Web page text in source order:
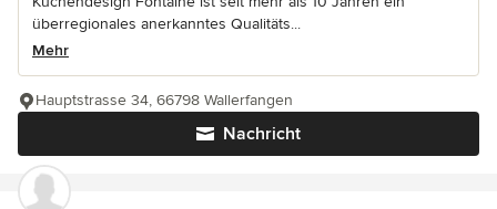
überregionales anerkanntes Qualitäts...
Mehr
Nachricht
Hauptstrasse 34, 66798 Wallerfangen